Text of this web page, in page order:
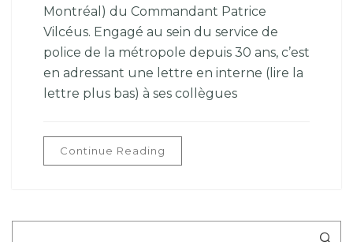
Montréal) du Commandant Patrice
Vilcéus. Engagé au sein du service de
police de la métropole depuis 30 ans, c’est
en adressant une lettre en interne (lire la
lettre plus bas) à ses collègues
Continue Reading